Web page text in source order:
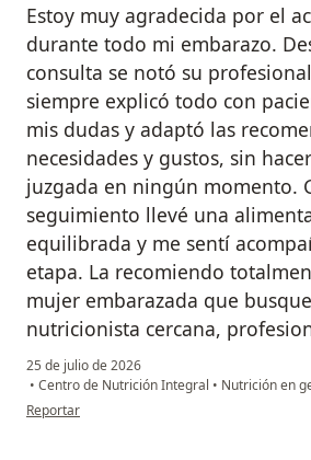
Estoy muy agradecida por el
durante todo mi embarazo.
consulta se notó su
siempre explicó todo con
mis dudas y adaptó las
necesidades y gustos, sin
juzgada en ningún momento.
seguimiento llevé una
equilibrada y me sentí
etapa. La recomiendo
mujer embarazada que
nutricionista cercana,
25 de julio de 2026
• Centro de Nutrición Integral • Nutrición en
en opinión del usuario Vero Pino
Reportar